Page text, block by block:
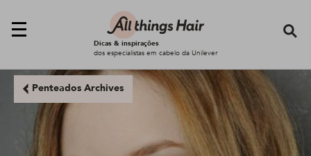
Dicas & inspirações
dos especialistas em cabelo da Unilever
Penteados Archives